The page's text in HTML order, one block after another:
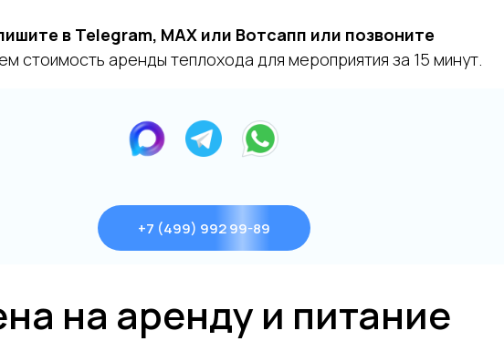
в Telegram, MAX или Вотсапп или позвоните
стоимость аренды теплохода для мероприятия за 15 минут.
+7 (499) 992 99-89
на аренду и питание